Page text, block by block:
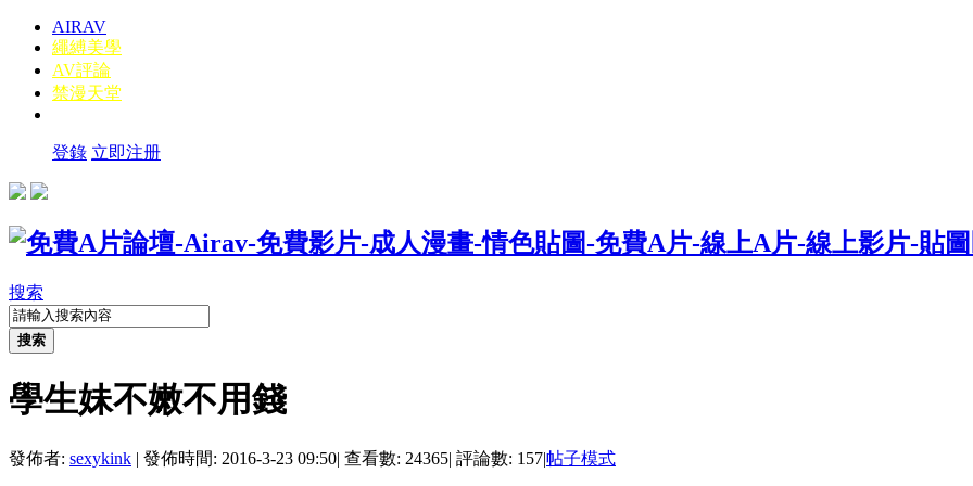
AIRAV
繩縛美學
AV評論
禁漫天堂
登錄 立即注册
搜索
搜索
學生妹不嫩不用錢
發佈者: sexykink | 發佈時間: 2016-3-23 09:50| 查看數: 24365| 評論數: 157|帖子模式